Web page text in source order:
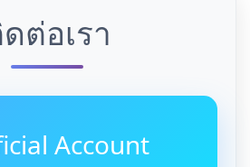
ต่อเรา
Account